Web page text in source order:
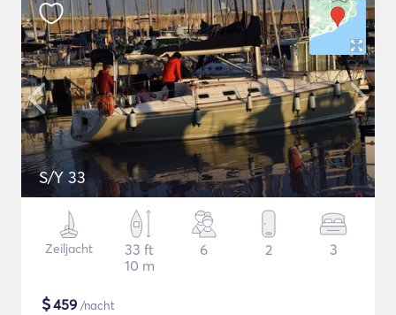
S/Y 33
Zeiljacht
33 ft
10 m
6 2 3
$459 /nacht